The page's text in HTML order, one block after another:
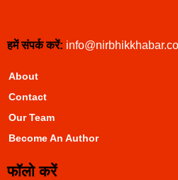
हमें संपर्क करें:
About
Contact
Our Team
Become An Author
फॉलो करें